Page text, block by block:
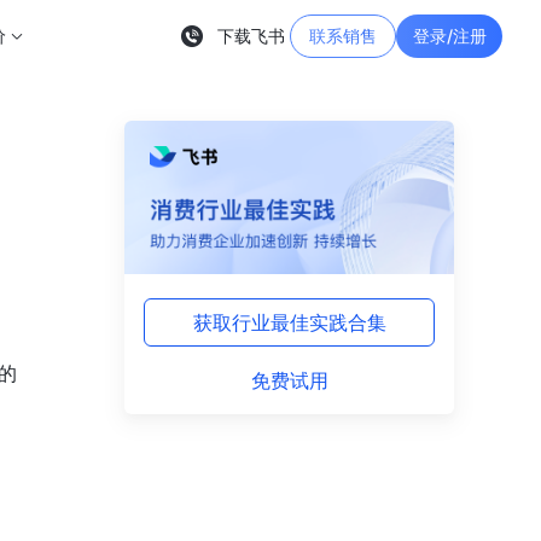
下载飞书 联系销售 登录/注册
获取行业最佳实践合集
免费试用